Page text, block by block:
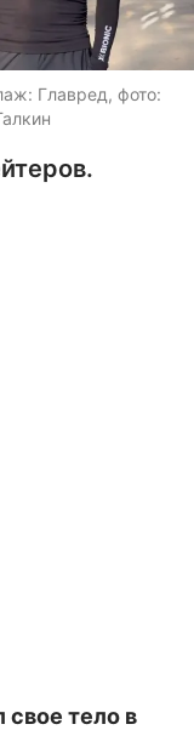
Главред, фото:
свое тело в